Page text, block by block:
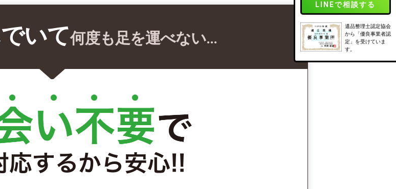
いて何度も足を運べない…
LINEで相談する
遺品整理士認定協会
から「優良事業者認
定」を受けていま
す。